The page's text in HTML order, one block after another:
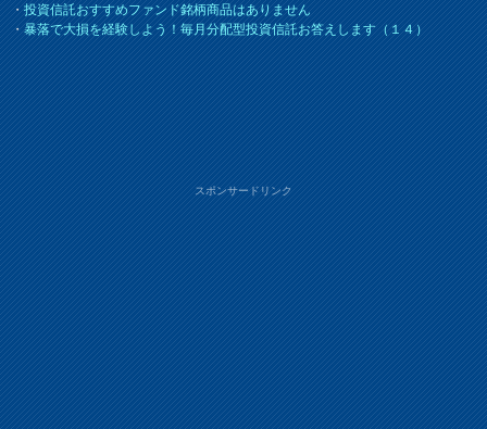
・投資信託おすすめファンド銘柄商品はありません
・暴落で大損を経験しよう！毎月分配型投資信託お答えします（１４）
スポンサードリンク